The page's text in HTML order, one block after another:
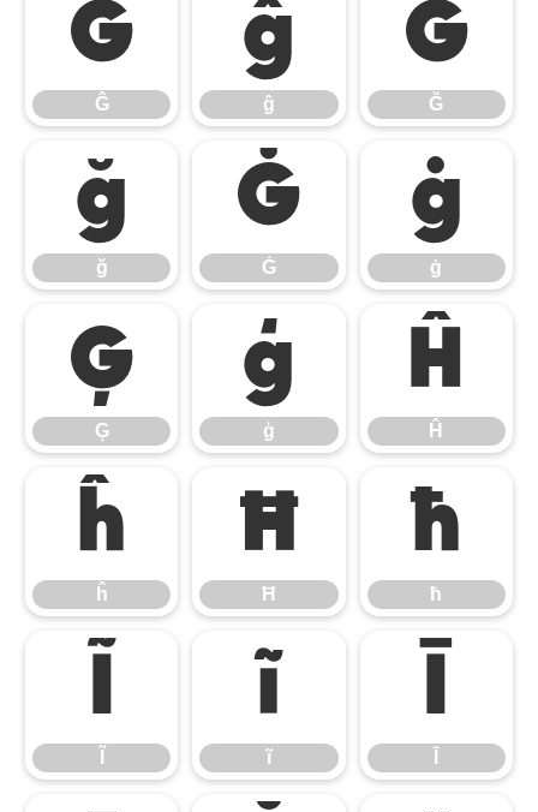
Ĝ
Ĝ
ĝ
ĝ
Ğ
Ğ
ğ
ğ
Ġ
Ġ
ġ
ġ
Ģ
Ģ
ģ
ģ
Ĥ
Ĥ
ĥ
ĥ
Ħ
Ħ
ħ
ħ
Ĩ ĩ
ĩ
Ī